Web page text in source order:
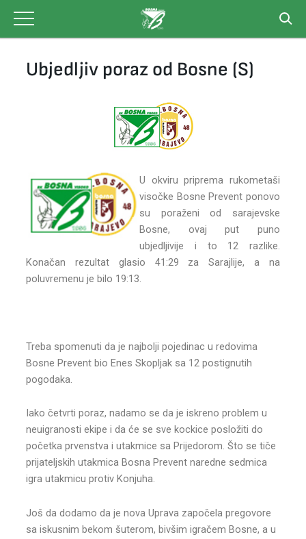
content
Ubjedljiv poraz od Bosne (S)
U okviru priprema rukometaši
visočke Bosne Prevent ponovo
su poraženi od sarajevske
Bosne, ovaj put puno
ubjedljivije i to 12 razlike.
Konačan rezultat glasio 41:29 za Sarajlije, a na
poluvremenu je bilo 19:13.
Treba spomenuti da je najbolji pojedinac u redovima
Bosne Prevent bio Enes Skopljak sa 12 postignutih
pogodaka.
Iako četvrti poraz, nadamo se da je iskreno problem u
neuigranosti ekipe i da će se sve kockice posložiti do
početka prvenstva i utakmice sa Prijedorom. Što se tiče
prijateljskih utakmica Bosna Prevent naredne sedmica
igra utakmicu protiv Konjuha.
Još da dodamo da je nova Uprava započela pregovore
sa iskusnim bekom šuterom, bivšim igračem Bosne, a u